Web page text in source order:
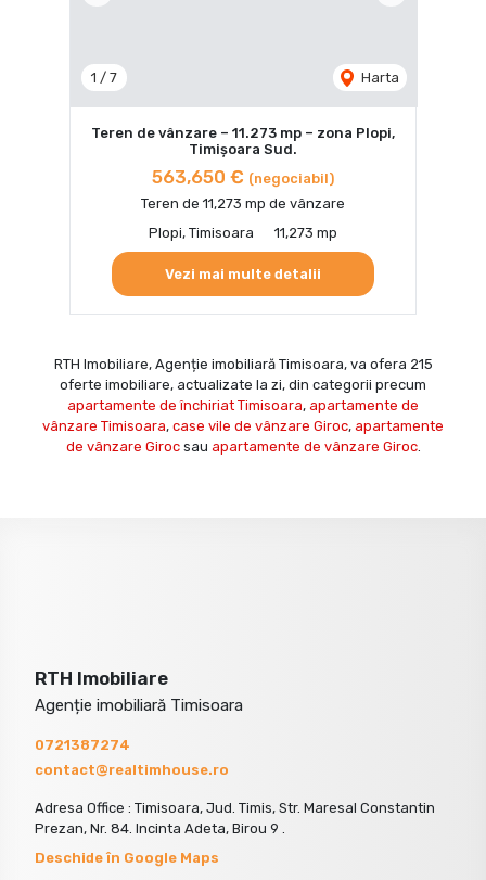
1 / 7 Harta
Teren de vânzare – 11.273 mp – zona Plopi,
Timișoara Sud.
563,650 € (negociabil)
Teren de 11,273 mp de vânzare
Plopi, Timisoara
11,273 mp
Vezi mai multe detalii
RTH Imobiliare, Agenție imobiliară Timisoara, va ofera 215
oferte imobiliare, actualizate la zi, din categorii precum
apartamente de închiriat Timisoara, apartamente de
vânzare Timisoara, case vile de vânzare Giroc, apartamente
de vânzare Girocsau apartamente de vânzare Giroc.
RTH Imobiliare
Agenție imobiliară Timisoara
0721387274
contact@realtimhouse.ro
Adresa Office : Timisoara, Jud. Timis, Str. Maresal Constantin
Prezan, Nr. 84. Incinta Adeta, Birou 9 .
Deschide în Google Maps